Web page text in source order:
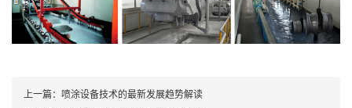
上一篇： 喷涂设备技术的最新发展趋势解读